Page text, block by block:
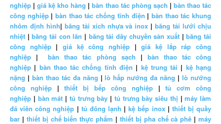
nghiệp |giá kệ kho hàng |bàn thao tác phòng sạch | bàn thao tác
công nghiệp|bàn thao tác chống tĩnh điện | bàn thao tác khung
nhôm định hình| băng tải xích nhựa và inox |băng tải lưới chịu
nhiệt |băng tải con lăn | băng tải dây chuyền sản xuất |băng tải
công nghiệp|giá kệ công nghiệp |giá kệ lắp ráp công
nghiệp |bàn thao tác phòng sạch | bàn thao tác công
nghiệp | bàn thao tác chống tĩnh điện | kệ trung tải | kệ hạng
nặng | bàn thao tác đa năng |lò hấp nướng đa năng |lò nướng
công nghiệp|thiết bị bếp công nghiệp|tủ cơm công
nghiệp | bàn mát | tủ trưng bày | tủ trưng bày siêu thị |máy làm
đá viên công nghiệp | tủ đông lạnh |kệ bếp inox| thiết bị quầy
bar | thiết bị chế biến thực phẩm | thiết bị pha chế cà phê | máy